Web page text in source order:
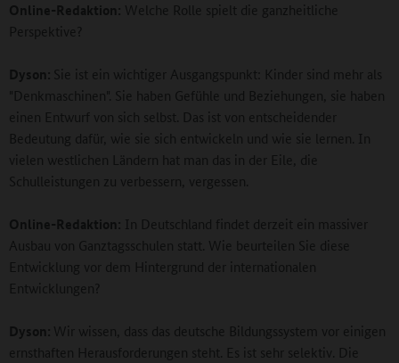
Online-Redaktion: Welche Rolle spielt die ganzheitliche
Perspektive?
Dyson:
Sie ist ein wichtiger Ausgangspunkt: Kinder sind mehr als
"Denkmaschinen". Sie haben Gefühle und Beziehungen, sie haben
einen Entwurf von sich selbst. Das ist von entscheidender
Bedeutung dafür, wie sie sich entwickeln und wie sie lernen. In
vielen westlichen Ländern hat man das in der Eile, die
Schulleistungen zu verbessern, vergessen.
Online-Redaktion: In Deutschland findet derzeit ein massiver
Ausbau von Ganztagsschulen statt. Wie beurteilen Sie diese
Entwicklung vor dem Hintergrund der internationalen
Entwicklungen?
Dyson: Wir wissen, dass das deutsche Bildungssystem vor einigen
ernsthaften Herausforderungen steht. Es ist sehr selektiv. Die